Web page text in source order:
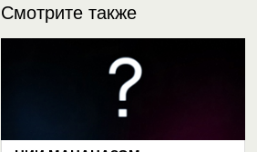
Смотрите также